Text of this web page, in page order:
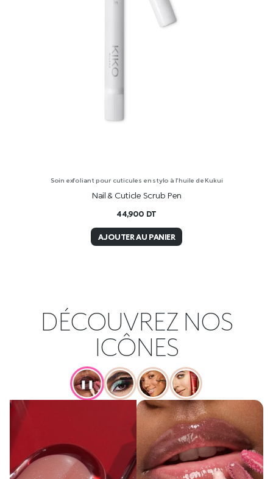
Soin exfoliant pour cuticules en stylo à l’huile de Kukui
Nail & Cuticle Scrub Pen
44,900 DT
AJOUTER AU PANIER
DÉCOUVREZ NOS
ICÔNES
❚❚